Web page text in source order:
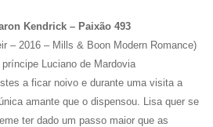
Kendrick – Paixão 493
– 2016 – Mills & Boon Modern Romance)
Luciano de Mardovia
a ficar noivo e durante uma visita a
amante que o dispensou. Lisa quer se
ter dado um passo maior que as